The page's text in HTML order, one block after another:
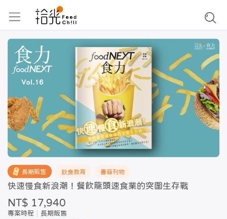
長期販售 飲食教育 書籍刊物
快速慢食新浪潮！餐飲龍頭速食業的突圍生存戰
NT$ 17,940
專案時程
長期販售